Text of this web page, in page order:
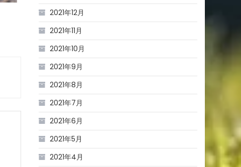
2021年12月
2021年11月
2021年10月
2021年9月
2021年8月
2021年7月
2021年6月
2021年5月
2021年4月